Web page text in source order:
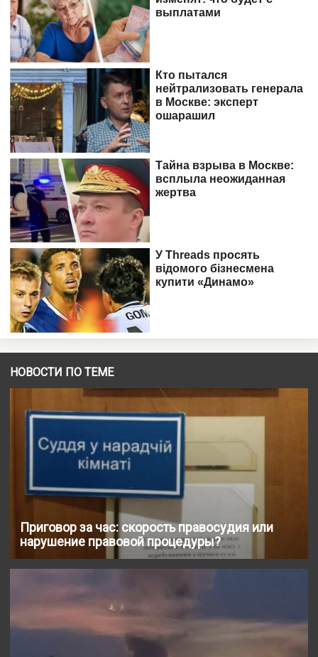
НОВОСТИ ПО ТЕМЕ
Приговор за час: скорость правосудия или
нарушение правовой процедуры?